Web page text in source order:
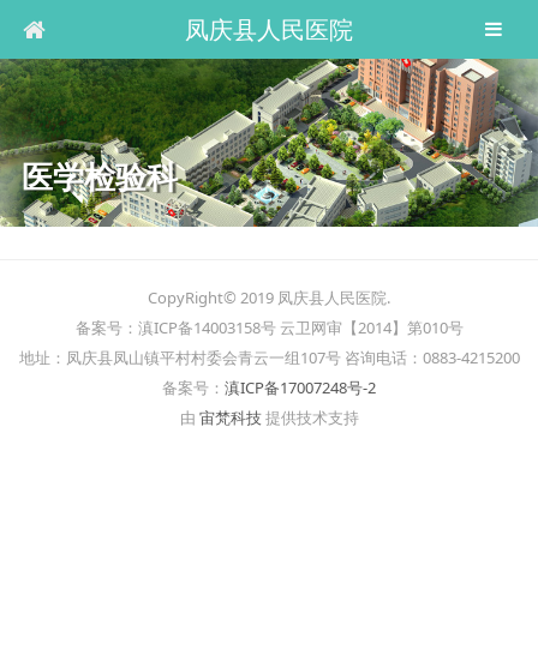
凤庆县人民医院
医学检验科
CopyRight© 2019 凤庆县人民医院.
备案号：滇ICP备14003158号 云卫网审【2014】第010号
地址：凤庆县凤山镇平村村委会青云一组107号 咨询电话：0883-4215200
备案号： 滇ICP备17007248号-2
由 宙梵科技提供技术支持